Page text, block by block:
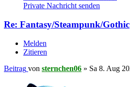
Private Nachricht senden
Re: Fantasy/Steampunk/Gothic
Melden
Zitieren
Beitrag von sternchen06 » Sa 8. Aug